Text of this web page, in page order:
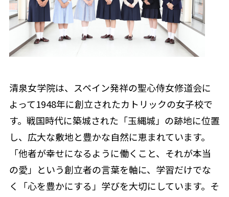
清泉女学院は、スペイン発祥の聖心侍女修道会に
よって1948年に創立されたカトリックの女子校で
す。戦国時代に築城された「玉縄城」の跡地に位置
し、広大な敷地と豊かな自然に恵まれています。
「他者が幸せになるように働くこと、それが本当
の愛」という創立者の言葉を軸に、学習だけでな
く「心を豊かにする」学びを大切にしています。そ